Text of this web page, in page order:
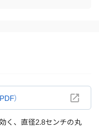
）
く、直径2.8センチの丸